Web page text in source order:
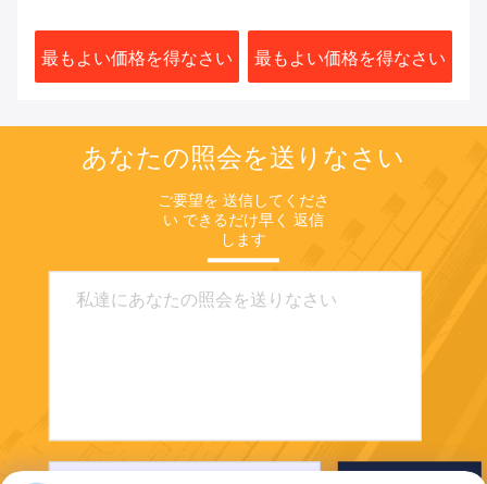
最もよい価格を得なさい
ップIMU
最もよい価格を得なさい
あなたの照会を送りなさい
ご要望を 送信してくださ
い できるだけ早く 返信
します